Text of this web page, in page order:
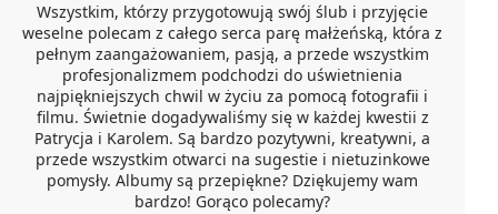
Wszystkim, którzy przygotowują swój ślub i przyjęcie
weselne polecam z całego serca parę małżeńską, która z
pełnym zaangażowaniem, pasją, a przede wszystkim
profesjonalizmem podchodzi do uświetnienia
najpiękniejszych chwil w życiu za pomocą fotografii i
filmu. Świetnie dogadywaliśmy się w każdej kwestii z
Patrycja i Karolem. Są bardzo pozytywni, kreatywni, a
przede wszystkim otwarci na sugestie i nietuzinkowe
pomysły. Albumy są przepiękne? Dziękujemy wam
bardzo! Gorąco polecamy?